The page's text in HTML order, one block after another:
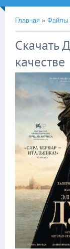
Главная » Файлы
Скачать
качестве